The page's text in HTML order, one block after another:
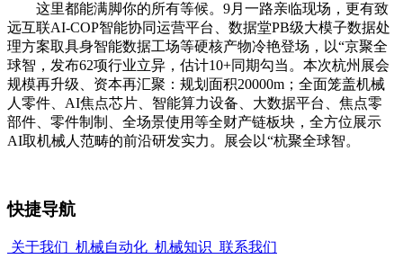
这里都能满脚你的所有等候。9月一路亲临现场，更有致
远互联AI-COP智能协同运营平台、数据堂PB级大模子数据处
理方案取具身智能数据工场等硬核产物冷艳登场，以“京聚全
球智，发布62项行业立异，估计10+同期勾当。本次杭州展会
规模再升级、资本再汇聚：规划面积20000m；全面笼盖机械
人零件、AI焦点芯片、智能算力设备、大数据平台、焦点零
部件、零件制制、全场景使用等全财产链板块，全方位展示
AI取机械人范畴的前沿研发实力。展会以“杭聚全球智。
快捷导航
关于我们 机械自动化 机械知识 联系我们